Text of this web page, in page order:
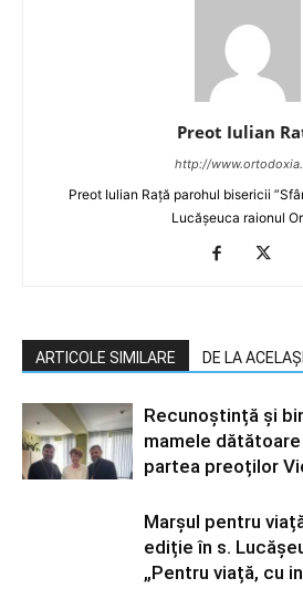
Preot Iulian
http://
Preot Iulian Rață parohul bisericii
Lucășeuca raionul
ARTICOLE SIMILARE DE LA
Recunoștință și
mamele
partea preoților
Marșul pentru
ediție în s.
„Pentru viață, cu